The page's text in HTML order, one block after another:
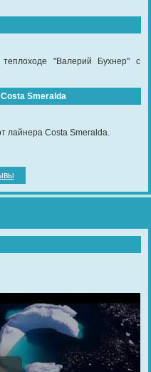
"Валерий Бухнер" с
Сosta Smeralda
лайнера Costa Smeralda.